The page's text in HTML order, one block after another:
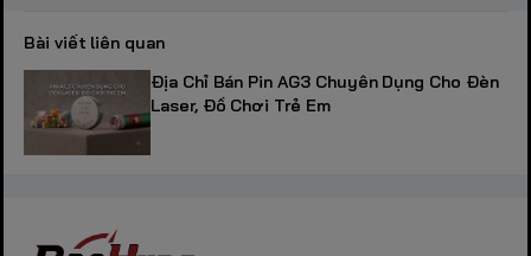
Bài viết liên quan
Địa Chỉ Bán Pin AG3 Chuyên Dụng Cho Đèn
Laser, Đồ Chơi Trẻ Em